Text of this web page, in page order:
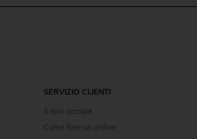
SERVIZIO CLIENTI
Il mio account
Come fare un ordine